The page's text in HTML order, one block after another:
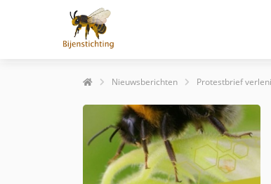
Nieuwsberichten Protestbrief